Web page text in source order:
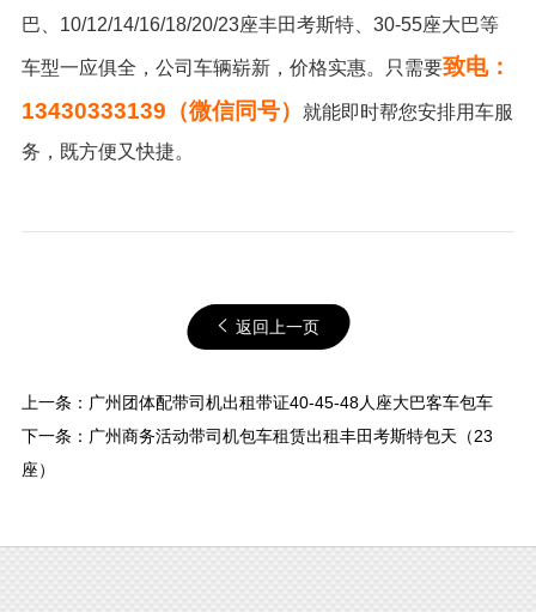
巴、10/12/14/16/18/20/23座丰田考斯特、30-55座大巴等
车型一应俱全，公司车辆崭新，价格实惠。只需要致电：
13430333139（微信同号）
就能即时帮您安排用车服
务，既方便又快捷。
返回上一页
上一条： 广州团体配带司机出租带证40-45-48人座大巴客车包车
下一条： 广州商务活动带司机包车租赁出租丰田考斯特包天（23
座）